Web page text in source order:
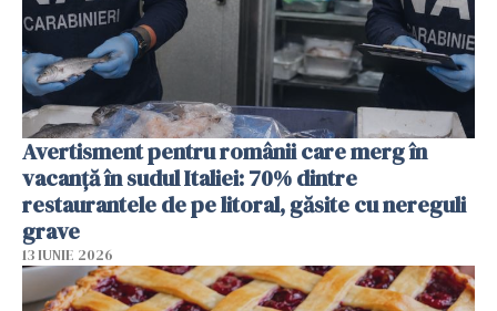
Avertisment pentru românii care merg în
vacanță în sudul Italiei: 70% dintre
restaurantele de pe litoral, găsite cu nereguli
grave
13 IUNIE 2026